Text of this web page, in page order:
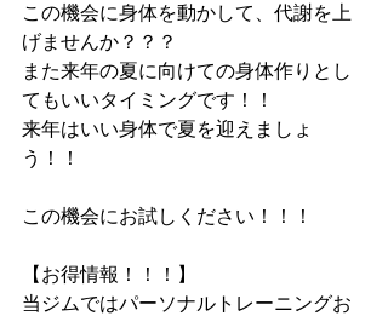
この機会に身体を動かして、代謝を上
げませんか？？？
また来年の夏に向けての身体作りとし
てもいいタイミングです！！
来年はいい身体で夏を迎えましょ
う！！
この機会にお試しください！！！
【お得情報！！！】
当ジムではパーソナルトレーニングお